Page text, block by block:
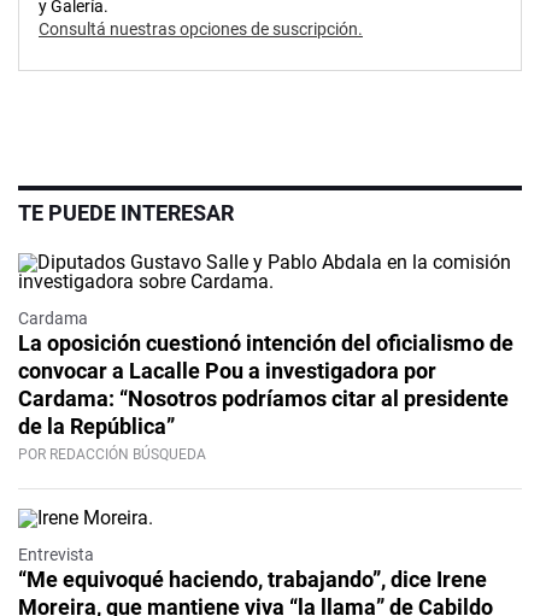
y Galería.
Consultá nuestras opciones de suscripción.
TE PUEDE INTERESAR
Cardama
La oposición cuestionó intención del oficialismo de
convocar a Lacalle Pou a investigadora por
Cardama: “Nosotros podríamos citar al presidente
de la República”
POR REDACCIÓN BÚSQUEDA
Video
Entrevista
“Me equivoqué haciendo, trabajando”, dice Irene
Moreira, que mantiene viva “la llama” de Cabildo